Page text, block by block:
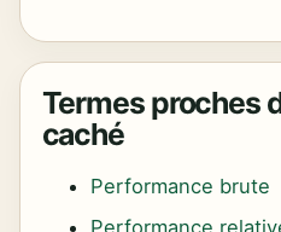
Termes proches
caché
Performance brute
Performance